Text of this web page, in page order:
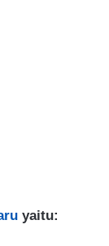
yaitu: